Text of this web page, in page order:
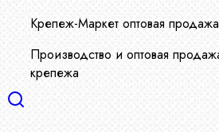
Крепеж-Маркет оптовая
Производство и оптовая
крепежа